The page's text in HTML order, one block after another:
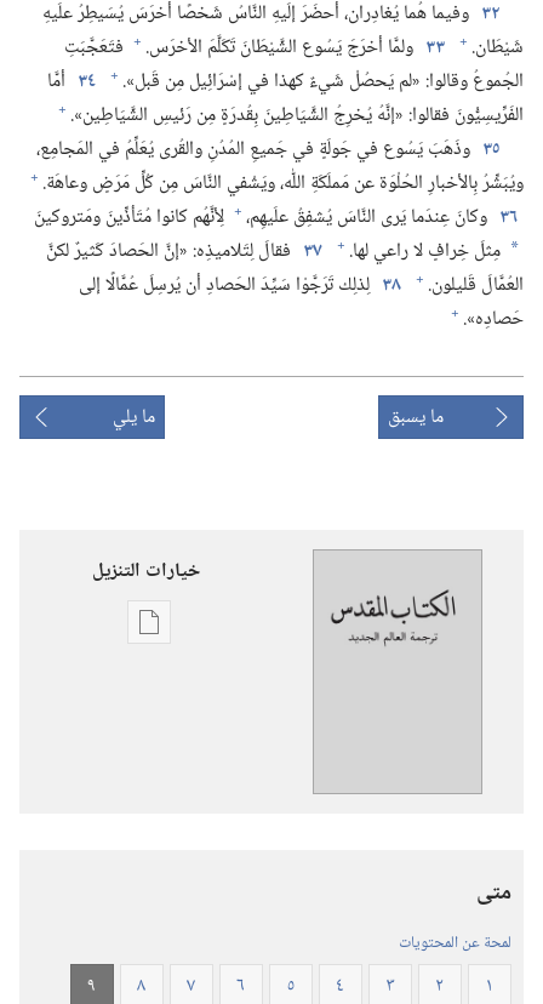
٣٢ وفيما هُما يُغادِران،‏ أحضَرَ إلَيهِ النَّاسُ شَخصًا أخرَسَ يُسَيطِرُ علَيهِ
شَيْطَان.‏ + ٣٣ ولمَّا أخرَجَ يَسُوع الشَّيْطَانَ تَكَلَّمَ الأخرَس.‏ + فتَعَجَّبَتِ
الجُموعُ وقالوا:‏ «لم يَحصُلْ شَيءٌ كهذا في إسْرَائِيل مِن قَبل».‏ + ٣٤ أمَّا
الفَرِّيسِيُّونَ فقالوا:‏ «إنَّهُ يُخرِجُ الشَّيَاطِينَ بِقُدرَةٍ مِن رَئيسِ الشَّيَاطِين».‏ +
٣٥ وذَهَبَ يَسُوع في جَولَةٍ في جَميعِ المُدُنِ والقُرى يُعَلِّمُ في المَجامِع،‏
ويُبَشِّرُ بِالأخبارِ الحُلْوَة عن مَملَكَةِ اللّٰه،‏ ويَشْفي النَّاسَ مِن كُلِّ مَرَضٍ وعاهَة.‏ +
٣٦ وكانَ عِندَما يَرى النَّاسَ يُشفِقُ علَيهِم،‏ + لِأنَّهُم كانوا مُتَأذِّينَ ومَتروكينَ
* مِثلَ خِرافٍ لا راعي لها.‏ + ٣٧ فقالَ لِتَلاميذِه:‏ «إنَّ الحَصادَ كَثيرٌ لكنَّ
العُمَّالَ قَليلون.‏ + ٣٨ لِذلِك تَرَجَّوْا سَيِّدَ الحَصادِ أن يُرسِلَ عُمَّالًا إلى
حَصادِه».‏ +
ما يسبق ما يلي
خيارات التنزيل
خيارات
٢٠١٩)‏
متى
لمحة عن المحتويات
١ ٢ ٣ ٤ ٥ ٦ ٧ ٨
٩